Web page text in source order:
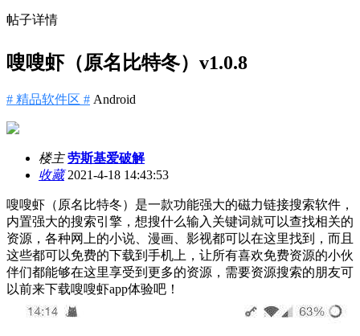
帖子详情
嗖嗖虾（原名比特冬）v1.0.8
# 精品软件区 # Android
楼主 劳斯基爱破解
收藏2021-4-18 14:43:53
嗖嗖虾（原名比特冬）是一款功能强大的磁力链接搜索软件，
内置强大的搜索引擎，想搜什么输入关键词就可以查找相关的
资源，各种网上的小说、漫画、影视都可以在这里找到，而且
这些都可以免费的下载到手机上，让所有喜欢免费资源的小伙
伴们都能够在这里享受到更多的资源，需要资源搜索的朋友可
以前来下载嗖嗖虾app体验吧！